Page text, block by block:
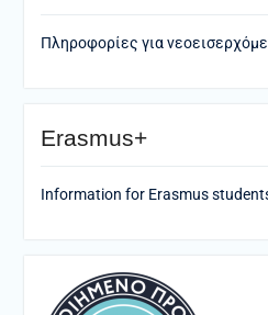
Πληροφορίες για
Erasmus+
Information for Erasmus